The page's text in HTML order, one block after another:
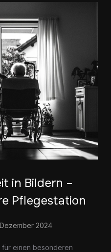
in Bildern –
Pflegestation
Dezember 2024
einen besonderen